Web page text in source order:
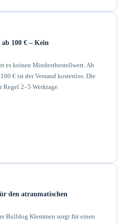
ab 100 € – Kein
es keinen Mindestbestellwert. Ab
€ ist der Versand kostenlos. Die
Regel 2–5 Werktage.
den atraumatischen
Bulldog Klemmen sorgt für einen